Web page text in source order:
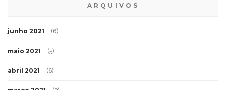
ARQUIVOS
junho 2021 (6)
maio 2021 (5)
abril 2021 (6)